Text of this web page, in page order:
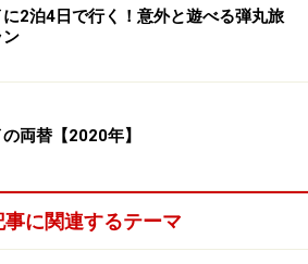
2泊4日で行く！意外と遊べる弾丸旅
ン
両替【2020年】
事に関連するテーマ